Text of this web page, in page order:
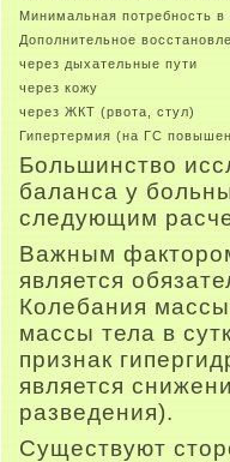
Минимальная потребность в
Дополнительное
через дыхательные пути
через кожу
через ЖКТ (рвота, стул)
Гипертермия (на ГС
Большинство
баланса у
следующим
Важным
является
Колебания
массы тела в
признак
является
разведения).
Существуют